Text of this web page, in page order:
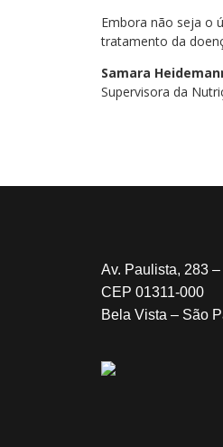
Embora não seja o
tratamento da
Samara
Supervisora da
Av. Paulista, 283 –
CEP 01311-000
Bela Vista – São